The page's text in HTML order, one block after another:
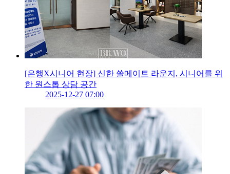
[은행X시니어 현장] 신한 쏠메이트 라운지, 시니어를 위
한 원스톱 상담 공간
2025-12-27 07:00